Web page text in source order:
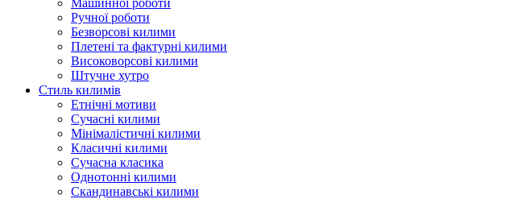
Машинної роботи
Ручної роботи
Безворсові килими
Плетені та фактурні килими
Високоворсові килими
Штучне хутро
Стиль килимів
Етнічні мотиви
Сучасні килими
Мінімалістичні килими
Класичні килими
Сучасна класика
Однотонні килими
Скандинавські килими